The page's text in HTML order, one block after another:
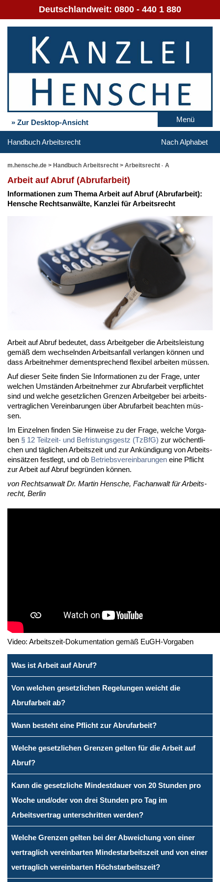
Deutschlandweit: 0800 - 440 1 880
» Zur Desktop-Ansicht Menü
Handbuch Arbeitsrecht Nach Alphabet
m.hensche.de > Handbuch Arbeitsrecht > Arbeitsrecht - A
Ar­beit auf Ab­ruf (Ab­ruf­ar­beit)
In­for­ma­tio­nen zum The­ma Ar­beit auf Ab­ruf (Ab­ruf­ar­beit):
Hen­sche Rechts­an­wäl­te, Kanz­lei für Ar­beits­recht
Ar­beit auf Ab­ruf be­deu­tet, dass Ar­beit­ge­ber die Ar­beits­leis­tung
ge­mäß dem wech­seln­den Ar­beits­an­fall ver­lan­gen kön­nen und
dass Ar­beit­neh­mer dem­ent­spre­chend fle­xi­bel ar­bei­ten müs­sen.
Auf die­ser Sei­te fin­den Sie In­for­ma­tio­nen zu der Fra­ge, un­ter
wel­chen Um­stän­den Ar­beit­neh­mer zur Ab­ruf­ar­beit ver­pflich­tet
sind und wel­che ge­setz­li­chen Gren­zen Ar­beit­ge­ber bei ar­beits­
ver­trag­li­chen Ver­ein­ba­run­gen über Ab­ruf­ar­beit be­ach­ten müs­
sen.
Im Ein­zel­nen fin­den Sie Hin­wei­se zu der Fra­ge, wel­che Vor­ga­
ben § 12 Teil­zeit- und Be­fris­tungs­gestz (Tz­B­fG) zur wö­chent­li­
chen und täg­li­chen Ar­beits­zeit und zur An­kün­di­gung von Ar­beits­
ein­sät­zen fest­legt, und ob Be­triebs­ver­ein­ba­run­gen ei­ne Pflicht
zur Ar­beit auf Ab­ruf be­grün­den kön­nen.
von Rechts­an­walt Dr. Mar­tin Hen­sche, Fach­an­walt für Ar­beits­
recht, Ber­lin
Video: Arbeitszeit-Dokumentation gemäß EuGH-Vorgaben
Was ist Arbeit auf Abruf?
Von welchen gesetzlichen Regelungen weicht die
Abrufarbeit ab?
Wann besteht eine Pflicht zur Abrufarbeit?
Welche gesetzlichen Grenzen gelten für die Arbeit auf
Abruf?
Kann die gesetzliche Mindestdauer von 20 Stunden pro
Woche und/oder von drei Stunden pro Tag im
Arbeitsvertrag unterschritten werden?
Welche Grenzen gelten bei der Abweichung von einer
vertraglich vereinbarten Mindestarbeitszeit und von einer
vertraglich vereinbarten Höchstarbeitszeit?